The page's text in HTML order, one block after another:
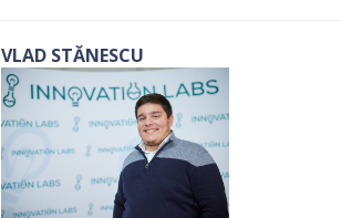
VLAD STĂNESCU